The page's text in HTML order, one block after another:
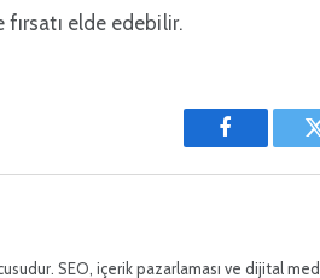
elde edebilir.
Facebook
SEO, içerik pazarlaması ve dijital